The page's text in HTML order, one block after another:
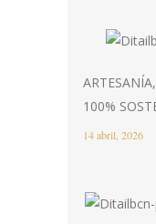
100%
14 abril, 2026